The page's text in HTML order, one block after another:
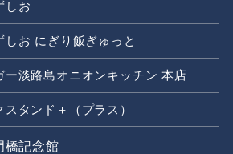
しお
しお にぎり飯ぎゅっと
ー淡路島オニオンキッチン 本店
タンド＋（プラス）
橋記念館